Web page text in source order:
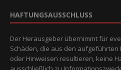
HAFTUNGSAUSSCHLUSS
Der Herausgeber übernimmt für
Schäden, die aus den
oder Hinweisen resultieren, keine